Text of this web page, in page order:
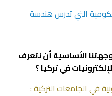
التي تدرس هندسة
الأساسية أن نتعرف
في تركيا ؟
في الجامعات التركية :